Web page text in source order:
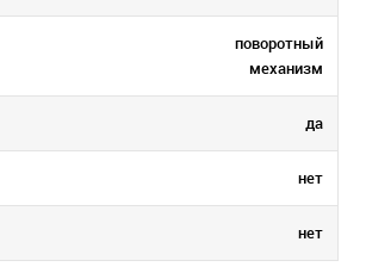
поворотный
механизм
да
нет
нет